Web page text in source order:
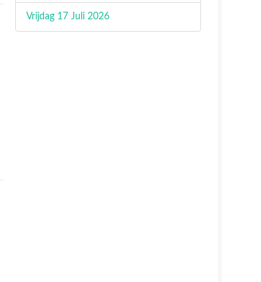
Vrijdag 17 Juli 2026